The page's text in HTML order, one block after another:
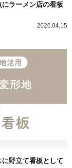
ラーメン店の看板
2026.04.15
野立て看板として